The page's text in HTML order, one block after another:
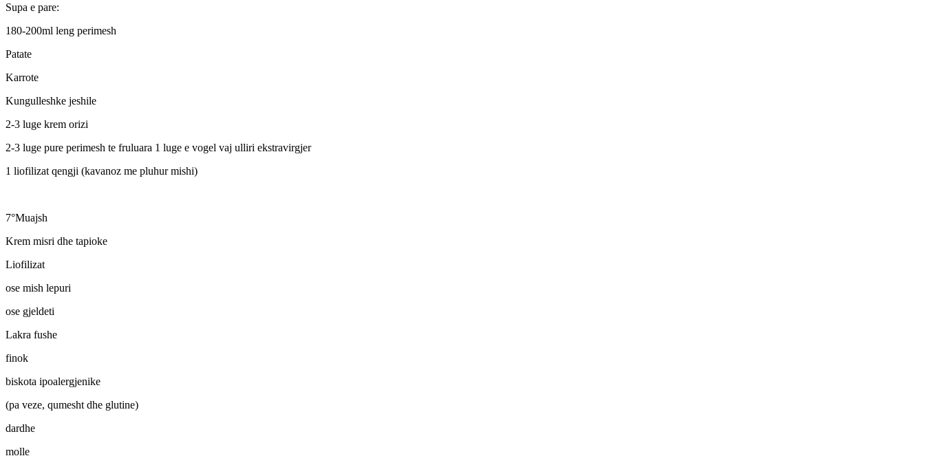
Supa e pare:
180-200ml leng perimesh
Patate
Karrote
Kungulleshke jeshile
2-3 luge krem orizi
2-3 luge pure perimesh te fruluara 1 luge e vogel vaj ulliri ekstravirgjer
1 liofilizat qengji (kavanoz me pluhur mishi)
7°Muajsh
Krem misri dhe tapioke
Liofilizat
ose mish lepuri
ose gjeldeti
Lakra fushe
finok
biskota ipoalergjenike
(pa veze, qumesht dhe glutine)
dardhe
molle